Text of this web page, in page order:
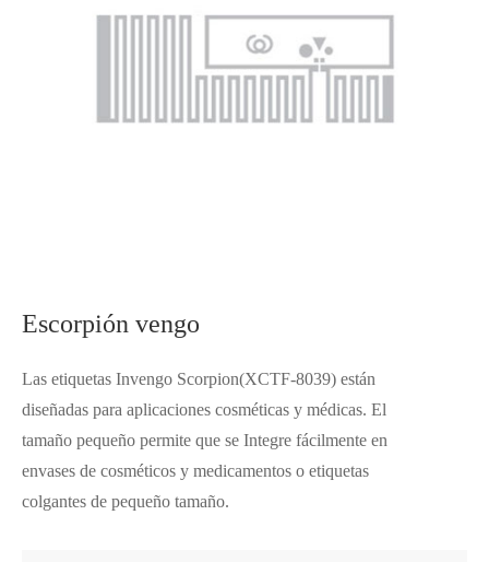
Escorpión vengo
Las etiquetas Invengo Scorpion(XCTF-8039) están
diseñadas para aplicaciones cosméticas y médicas. El
tamaño pequeño permite que se Integre fácilmente en
envases de cosméticos y medicamentos o etiquetas
colgantes de pequeño tamaño.